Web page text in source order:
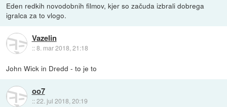
Eden redkih novodobnih filmov, kjer so začuda izbrali dobrega
igralca za to vlogo.
Vazelin
::8. mar 2018, 21:18
John Wick in Dredd - to je to
oo7
::22. jul 2018, 20:19